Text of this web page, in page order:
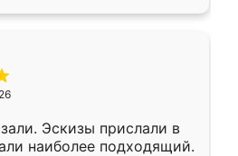
Эскизы прислали в
наиболее подходящий.